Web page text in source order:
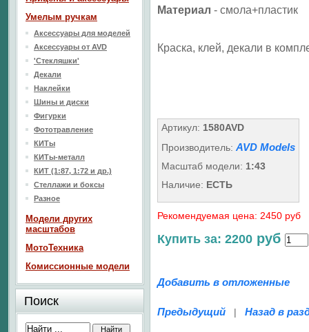
Материал - смола+пластик
Краска, клей, декали в
Артикул: 1580AVD
Производитель: AVD Models
Масштаб модели: 1:43
Наличие: ЕСТЬ
Рекомендуемая цена: 2450 руб
Купить за: 2200 руб
Добавить в отложенные
Предыдущий | Назад в
Умелым ручкам
Аксессуары для моделей
Аксессуары от AVD
'Стекляшки'
Декали
Наклейки
Шины и диски
Фигурки
Фототравление
КИТы
КИТы-металл
КИТ (1:87, 1:72 и др.)
Стеллажи и боксы
Разное
Модели других
масштабов
МотоТехника
Комиссионные модели
Поиск